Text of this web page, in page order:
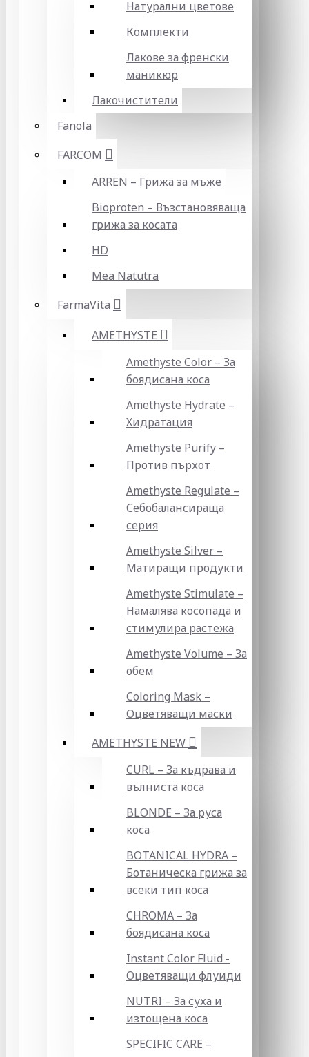
Натурални цветове
Комплекти
Лакове за френски
маникюр
Лакочистители
Fanola
FARCOM
ARREN – Грижа за мъже
Bioproten – Възстановяваща
грижа за косата
HD
Mea Natutra
FarmaVita
AMETHYSTE
Amethyste Color – За
боядисана коса
Amethyste Hydrate –
Хидратация
Amethyste Purify –
Против пърхот
Amethyste Regulate –
Себобалансираща
серия
Amethyste Silver –
Матиращи продукти
Amethyste Stimulate –
Намалява косопада и
стимулира растежа
Amethyste Volume – За
обем
Coloring Mask –
Оцветяващи маски
AMETHYSTE NEW
CURL – За къдрава и
вълниста коса
BLONDE – За руса
коса
BOTANICAL HYDRA –
Ботаническа грижа за
всеки тип коса
CHROMA – За
боядисана коса
Instant Color Fluid -
Оцветяващи флуиди
NUTRI – За суха и
изтощена коса
SPECIFIC CARE –